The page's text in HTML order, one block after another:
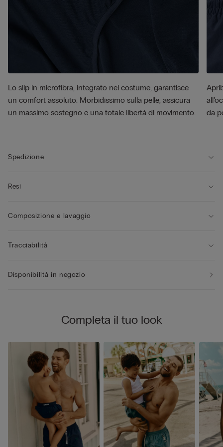
Lo slip in microfibra, integrato nel costume, garantisce
un comfort assoluto. Morbidissimo sulla pelle, assicura
un massimo sostegno e una totale libertà di movimento.
da
Spedizione
Resi
Composizione e lavaggio
Tracciabilità
Disponibilità in negozio
Completa il tuo look